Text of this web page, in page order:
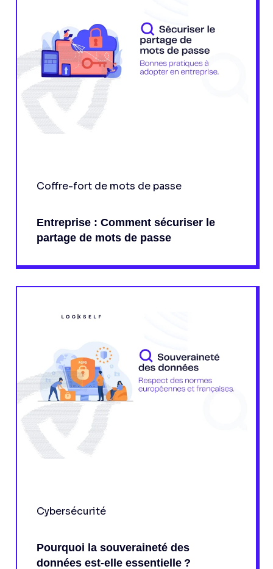
Coffre-fort de mots de passe
Entreprise : Comment sécuriser le
partage de mots de passe
Cybersécurité
Pourquoi la souveraineté des
données est-elle essentielle ?